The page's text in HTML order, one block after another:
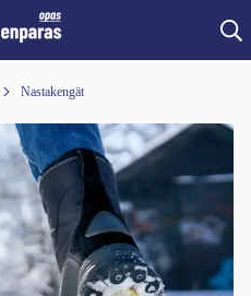
Nastakengät